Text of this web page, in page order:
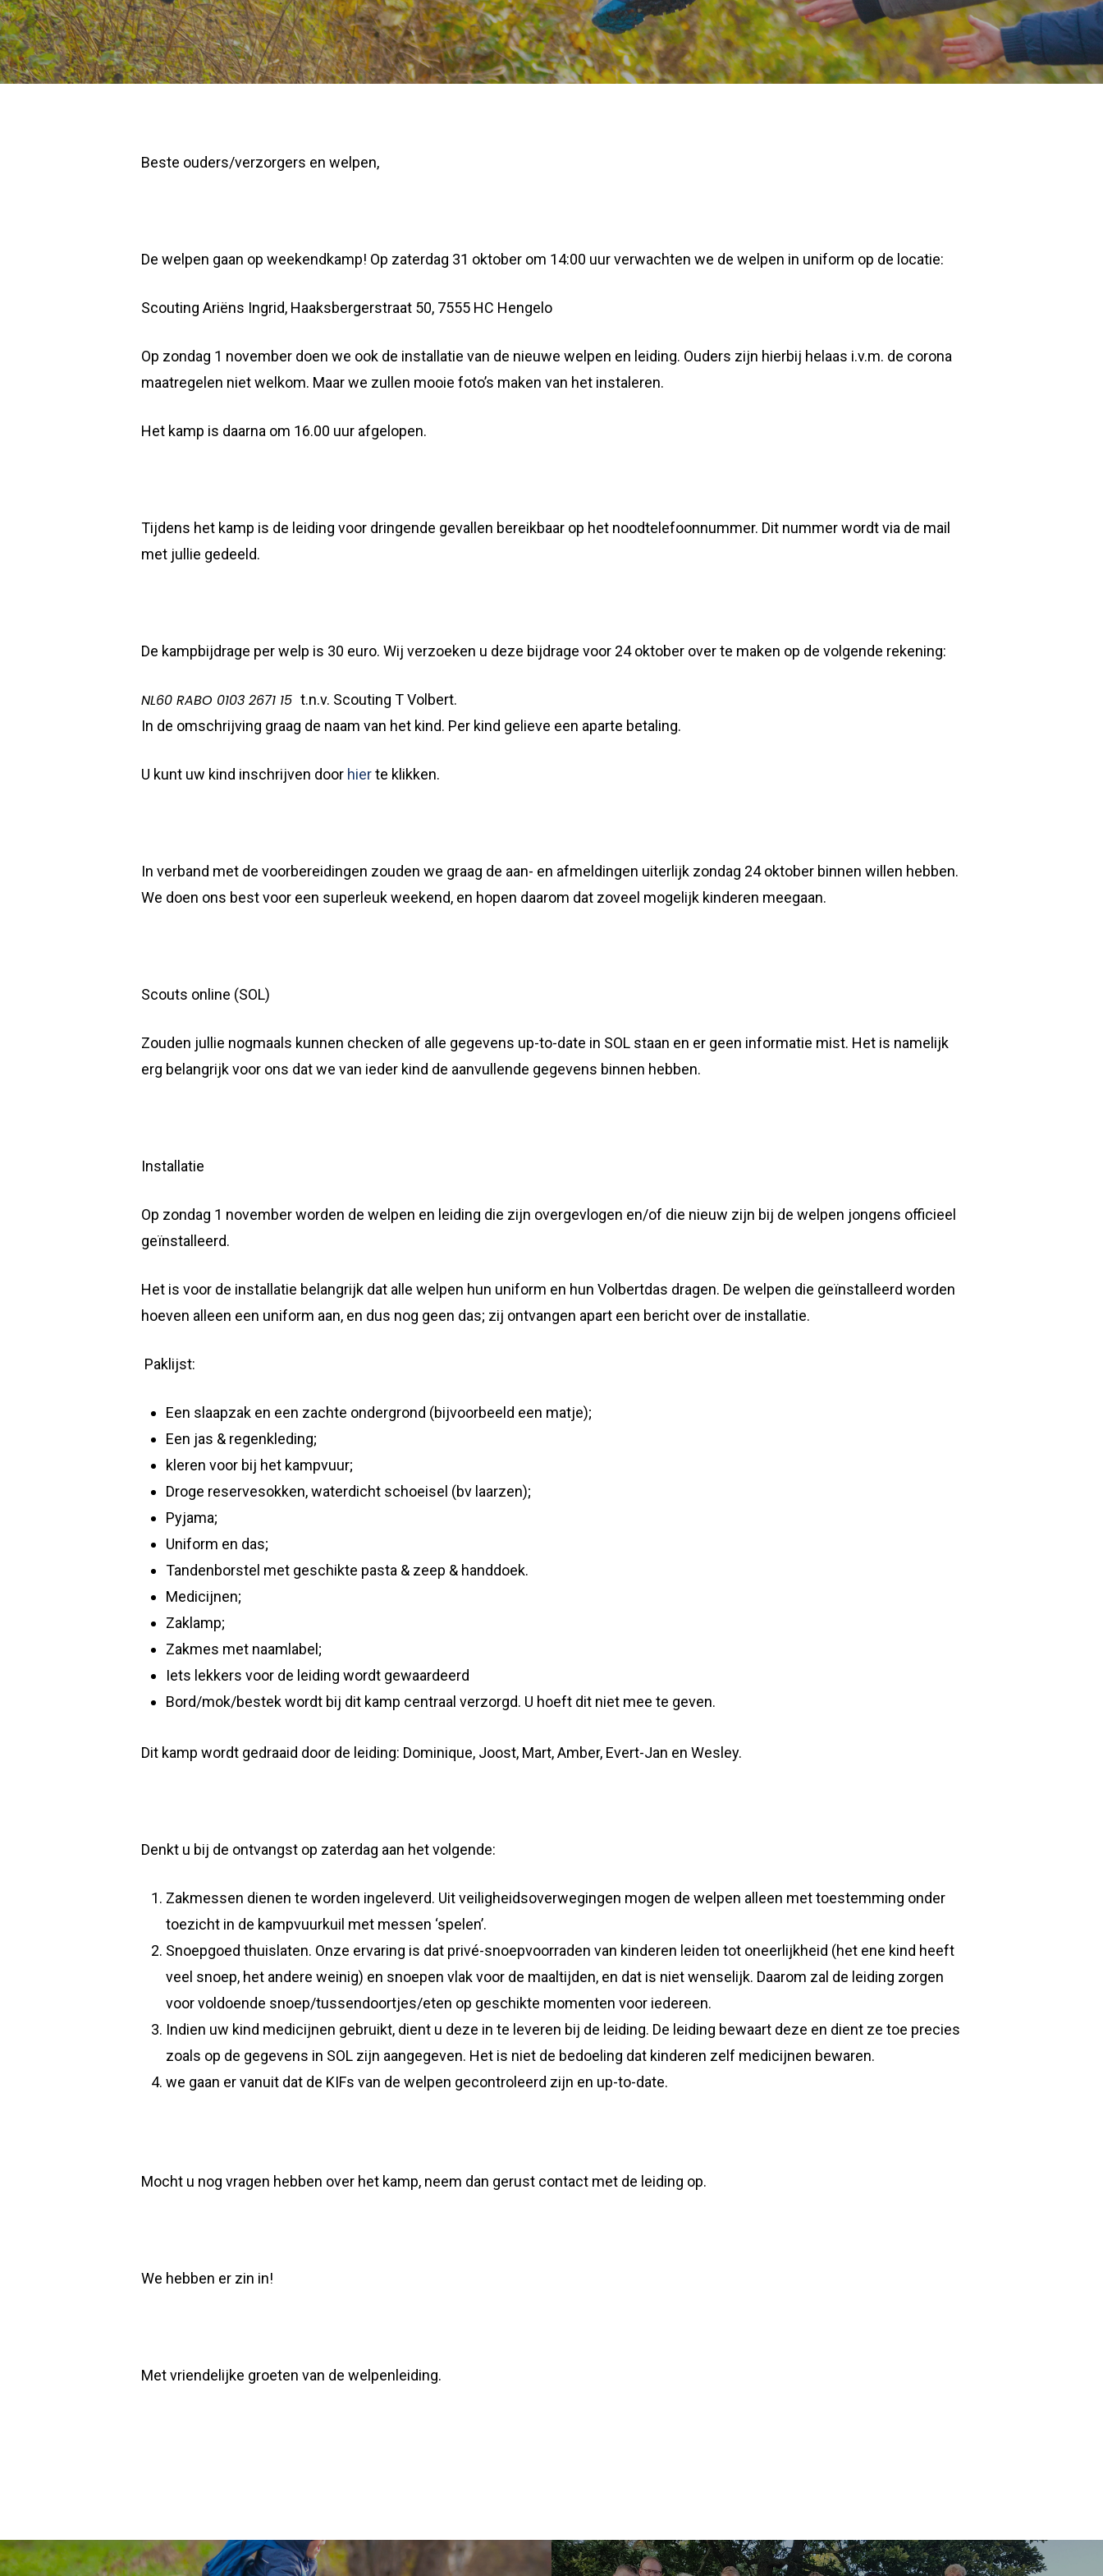
Beste ouders/verzorgers en welpen,
De welpen gaan op weekendkamp! Op zaterdag 31 oktober om 14:00 uur verwachten we de welpen in uniform op de locatie:
Scouting Ariëns Ingrid, Haaksbergerstraat 50, 7555 HC Hengelo
Op zondag 1 november doen we ook de installatie van de nieuwe welpen en leiding. Ouders zijn hierbij helaas i.v.m. de corona
maatregelen niet welkom. Maar we zullen mooie foto’s maken van het instaleren.
Het kamp is daarna om 16.00 uur afgelopen.
Tijdens het kamp is de leiding voor dringende gevallen bereikbaar op het noodtelefoonnummer. Dit nummer wordt via de mail
met jullie gedeeld.
De kampbijdrage per welp is 30 euro. Wij verzoeken u deze bijdrage voor 24 oktober over te maken op de volgende rekening:
NL60 RABO 0103 2671 15 t.n.v. Scouting T Volbert.
In de omschrijving graag de naam van het kind. Per kind gelieve een aparte betaling.
U kunt uw kind inschrijven door hierte klikken.
In verband met de voorbereidingen zouden we graag de aan- en afmeldingen uiterlijk zondag 24 oktober binnen willen hebben.
We doen ons best voor een superleuk weekend, en hopen daarom dat zoveel mogelijk kinderen meegaan.
Scouts online (SOL)
Zouden jullie nogmaals kunnen checken of alle gegevens up-to-date in SOL staan en er geen informatie mist. Het is namelijk
erg belangrijk voor ons dat we van ieder kind de aanvullende gegevens binnen hebben.
Installatie
Op zondag 1 november worden de welpen en leiding die zijn overgevlogen en/of die nieuw zijn bij de welpen jongens officieel
geïnstalleerd.
Het is voor de installatie belangrijk dat alle welpen hun uniform en hun Volbertdas dragen. De welpen die geïnstalleerd worden
hoeven alleen een uniform aan, en dus nog geen das; zij ontvangen apart een bericht over de installatie.
Paklijst:
Een slaapzak en een zachte ondergrond (bijvoorbeeld een matje);
Een jas & regenkleding;
kleren voor bij het kampvuur;
Droge reservesokken, waterdicht schoeisel (bv laarzen);
Pyjama;
Uniform en das;
Tandenborstel met geschikte pasta & zeep & handdoek.
Medicijnen;
Zaklamp;
Zakmes met naamlabel;
Iets lekkers voor de leiding wordt gewaardeerd
Bord/mok/bestek wordt bij dit kamp centraal verzorgd. U hoeft dit niet mee te geven.
Dit kamp wordt gedraaid door de leiding: Dominique, Joost, Mart, Amber, Evert-Jan en Wesley.
Denkt u bij de ontvangst op zaterdag aan het volgende:
Zakmessen dienen te worden ingeleverd. Uit veiligheidsoverwegingen mogen de welpen alleen met toestemming onder
toezicht in de kampvuurkuil met messen ‘spelen’.
Snoepgoed thuislaten. Onze ervaring is dat privé-snoepvoorraden van kinderen leiden tot oneerlijkheid (het ene kind heeft
veel snoep, het andere weinig) en snoepen vlak voor de maaltijden, en dat is niet wenselijk. Daarom zal de leiding zorgen
voor voldoende snoep/tussendoortjes/eten op geschikte momenten voor iedereen.
Indien uw kind medicijnen gebruikt, dient u deze in te leveren bij de leiding. De leiding bewaart deze en dient ze toe precies
zoals op de gegevens in SOL zijn aangegeven. Het is niet de bedoeling dat kinderen zelf medicijnen bewaren.
we gaan er vanuit dat de KIFs van de welpen gecontroleerd zijn en up-to-date.
Mocht u nog vragen hebben over het kamp, neem dan gerust contact met de leiding op.
We hebben er zin in!
Met vriendelijke groeten van de welpenleiding.